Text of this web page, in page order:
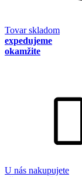
Tovar skladom
expedujeme
okamžite
U nás nakupujete